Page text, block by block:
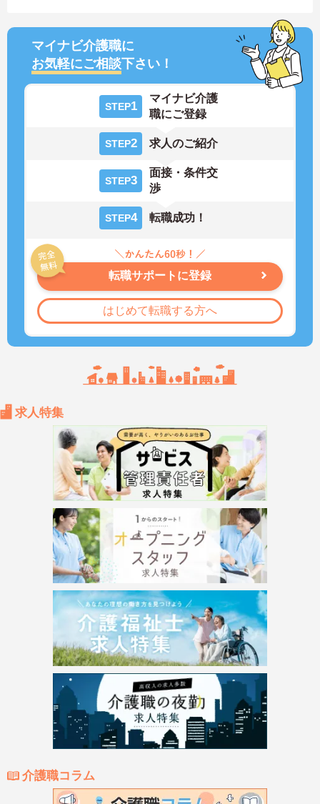
マイナビ介護職に
お気軽にご相談下さい！
STEP1
マイナビ介護
職にご登録
STEP2 求人のご紹介
STEP3
面接・条件交
渉
STEP4 転職成功！
転職サポートに登録
はじめて転職する方へ
求人特集
介護職コラム